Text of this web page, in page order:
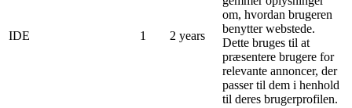
IDE 1 2 years
om, hvordan brugeren
benytter webstede.
Dette bruges til at
præsentere brugere for
relevante annoncer, der
passer til dem i henhold
til deres brugerprofilen.